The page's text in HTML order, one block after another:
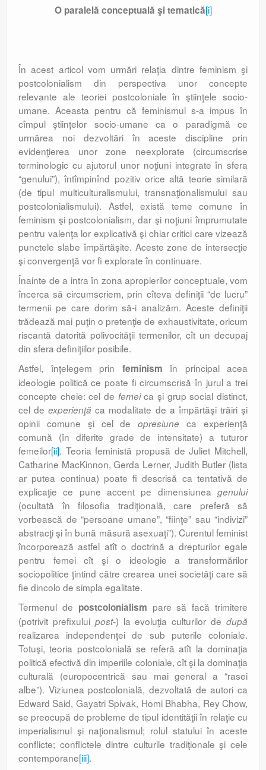
O paralelă conceptuală şi tematică[i]
În acest articol vom urmări relaţia dintre feminism şi
postcolonialism din perspectiva unor concepte
relevante ale teoriei postcoloniale în ştiinţele socio-
umane. Aceasta pentru că feminismul s-a impus în
cîmpul ştiinţelor socio-umane ca o paradigmă ce
urmărea noi dezvoltări în aceste discipline prin
evidenţierea unor zone neexplorate (circumscrise
terminologic cu ajutorul unor noţiuni integrate în sfera
“genului”), întîmpinînd pozitiv orice altă teorie similară
(de tipul multiculturalismului, transnaţionalismului sau
postcolonialismului). Astfel, există teme comune în
feminism şi postcolonialism, dar şi noţiuni împrumutate
pentru valenţa lor explicativă şi chiar critici care vizează
punctele slabe împărtăşite. Aceste zone de intersecţie
şi convergenţă vor fi explorate în continuare.
Înainte de a intra în zona apropierilor conceptuale, vom
încerca să circumscriem, prin cîteva definiţii “de lucru”
termenii pe care dorim să-i analizăm. Aceste definiţii
trădează mai puţin o pretenţie de exhaustivitate, oricum
riscantă datorită polivocităţii termenilor, cît un decupaj
din sfera definiţiilor posibile.
Astfel, înţelegem prin feminism în principal acea
ideologie politică ce poate fi circumscrisă în jurul a trei
concepte cheie: cel de femeica şi grup social distinct,
cel deexperienţă ca modalitate de a împărtăşi trăiri şi
opinii comune şi cel deopresiune ca experienţă
comună (în diferite grade de intensitate) a tuturor
femeilor[ii]. Teoria feministă propusă de Juliet Mitchell,
Catharine MacKinnon, Gerda Lerner, Judith Butler (lista
ar putea continua) poate fi descrisă ca tentativă de
explicaţie ce pune accent pe dimensiunea genului
(ocultată în filosofia tradiţională, care preferă să
vorbească de “persoane umane”, “fiinţe” sau “indivizi”
abstracţi şi în bună măsură asexuaţi”). Curentul feminist
încorporează astfel atît o doctrină a drepturilor egale
pentru femei cît şi o ideologie a transformărilor
sociopolitice ţintind către crearea unei societăţi care să
fie dincolo de simpla egalitate.
Termenul de postcolonialism pare să facă trimitere
(potrivit prefixului post-) la evoluţia culturilor dedupă
realizarea independenţei de sub puterile coloniale.
Totuşi, teoria postcolonială se referă atît la dominaţia
politică efectivă din imperiile coloniale, cît şi la dominaţia
culturală (europocentrică sau mai general a “rasei
albe”). Viziunea postcolonială, dezvoltată de autori ca
Edward Said, Gayatri Spivak, Homi Bhabha, Rey Chow,
se preocupă de probleme de tipul identităţii în relaţie cu
imperialismul şi naţionalismul; rolul statului în aceste
conflicte; conflictele dintre culturile tradiţionale şi cele
contem­porane[iii].